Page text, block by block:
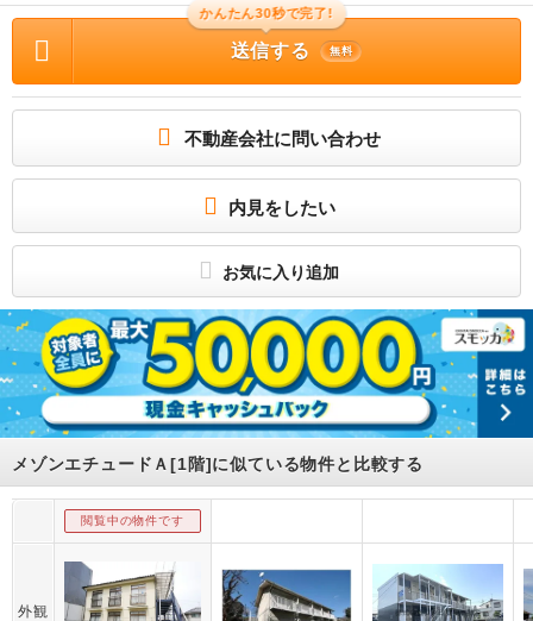
: 無料、保証金等 : －、 償却、敷引 : － / 住宅総合保険等の損害保険料 : 2.05万円
2年 / その他 : ※【茨大生限定】2027年3月1日から契約開始可・3年契約可・賃料
1，000円引き（※本契約締結後、契約開始日前に解約となる場合、賃料等の1ヶ月
分相当額の短期解約違約金が掛かります。）※敷金は不要ですが、退去時に原状回
務所利用不可 普通借家 2年 / 駐車場 : 有（敷地内) 敷地内3000円
☆★バス、トイレ別の１Ｋアパート★☆
敷金、礼金なし！南向きで陽当たり良好！エアコン、ウォシュレット付き！収納有
り！コンビニまで徒歩３分の立地♪国道６号線へのアクセス良好！
（公社）首都圏不動産公正取引協議会加盟
かんたん30秒で完了!
送信する 無料
不動産会社に問い合わせ
内見をしたい
お気に入り追加
メゾンエチュードＡ[1階]に似ている物件と比較する
閲覧中の物件です
外観